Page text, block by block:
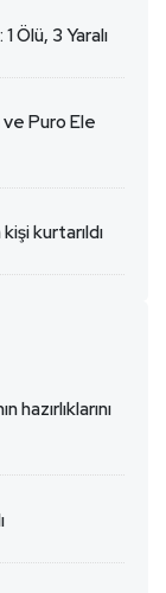
Ölü, 3 Yaralı
ve Puro Ele
kurtarıldı
hazırlıklarını